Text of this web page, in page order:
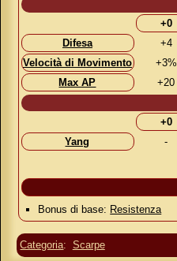
+0
Difesa
+4
Velocità di Movimento
+3%
Max AP
+20
+0
Yang
-
Bonus di base: Resistenza
Categoria: Scarpe